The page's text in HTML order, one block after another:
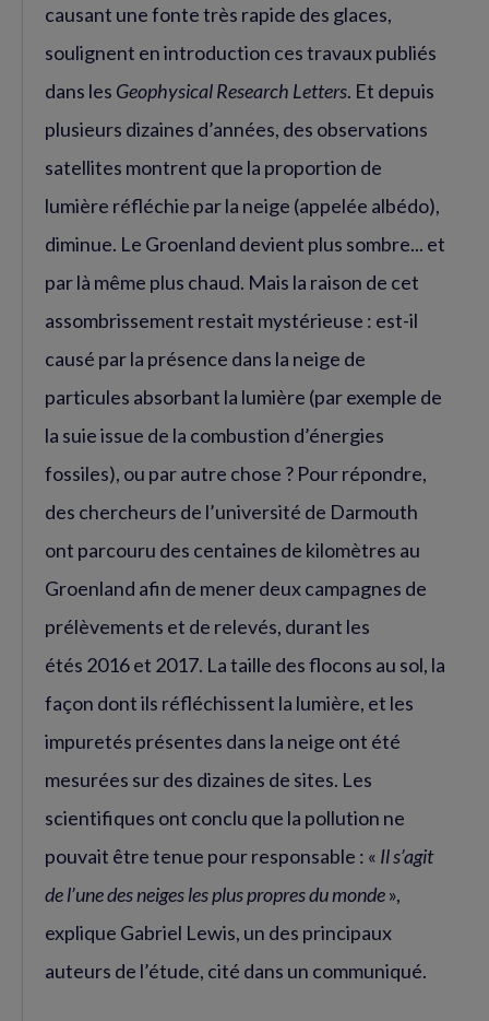
causant une fonte très rapide des glaces,
soulignent en introduction ces travaux publiés
dans les Geophysical Research Letters. Et depuis
plusieurs dizaines d’années, des observations
satellites montrent que la proportion de
lumière réfléchie par la neige (appelée albédo),
diminue. Le Groenland devient plus sombre... et
par là même plus chaud. Mais la raison de cet
assombrissement restait mystérieuse : est-il
causé par la présence dans la neige de
particules absorbant la lumière (par exemple de
la suie issue de la combustion d’énergies
fossiles), ou par autre chose ? Pour répondre,
des chercheurs de l’université de Darmouth
ont parcouru des centaines de kilomètres au
Groenland afin de mener deux campagnes de
prélèvements et de relevés, durant les
étés 2016 et 2017. La taille des flocons au sol, la
façon dont ils réfléchissent la lumière, et les
impuretés présentes dans la neige ont été
mesurées sur des dizaines de sites. Les
scientifiques ont conclu que la pollution ne
pouvait être tenue pour responsable : « Il s’agit
de l’une des neiges les plus propres du monde»,
explique Gabriel Lewis, un des principaux
auteurs de l’étude, cité dans un communiqué.